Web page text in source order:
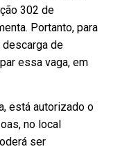
302 de
Portanto, para
de
essa vaga, em
está autorizado o
no local
ser